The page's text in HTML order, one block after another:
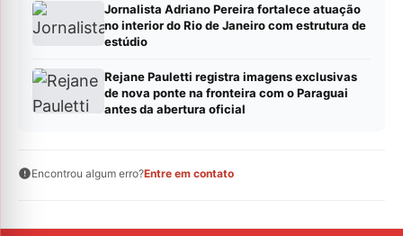
Jornalista Adriano Pereira fortalece atuação
no interior do Rio de Janeiro com estrutura de
estúdio
Rejane Pauletti registra imagens exclusivas
de nova ponte na fronteira com o Paraguai
antes da abertura oficial
Encontrou algum erro?Entre em contato